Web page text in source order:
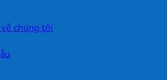
chúng tôi